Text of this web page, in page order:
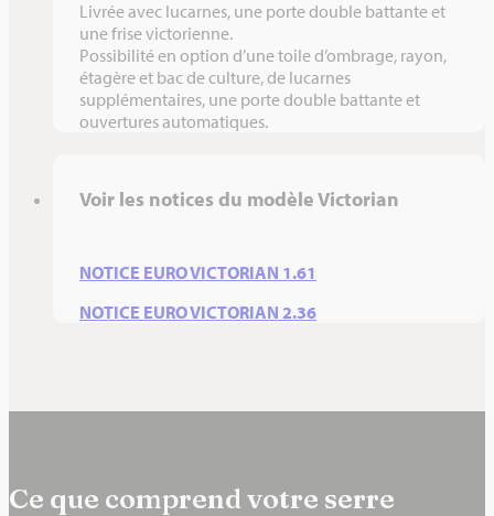
3,09 x 9,04 x 2,36 x 0,84 29,28 6
Livrée avec lucarnes, une porte double battante et
une frise victorienne.
Possibilité en option d’une toile d’ombrage, rayon,
étagère et bac de culture, de lucarnes
supplémentaires, une porte double battante et
ouvertures automatiques.
Voir les notices du modèle Victorian
NOTICE EURO VICTORIAN 1.61
NOTICE EURO VICTORIAN 2.36
Ce que comprend votre serre